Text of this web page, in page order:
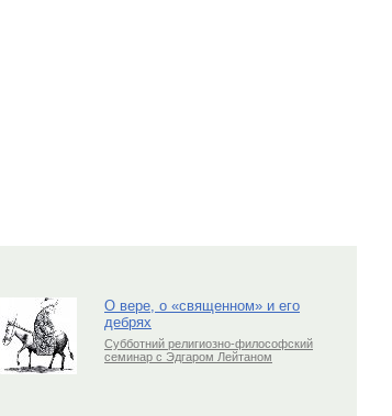
О вере, о «священном» и его
дебрях
Субботний религиозно-философский
семинар с Эдгаром Лейтаном